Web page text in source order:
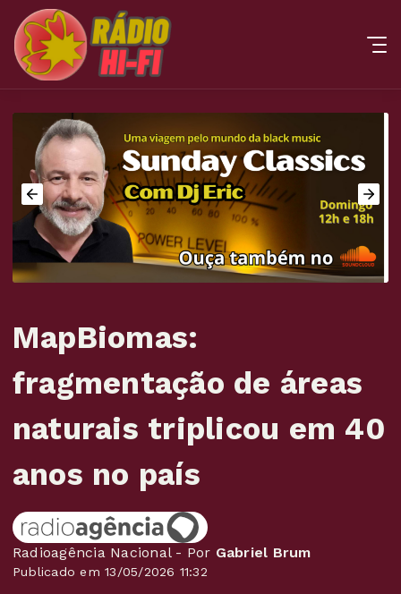
MapBiomas:
fragmentação de áreas
naturais triplicou em 40
anos no país
Radioagência Nacional - Por Gabriel Brum
Publicado em 13/05/2026 11:32